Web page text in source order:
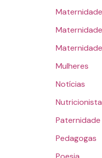
Mulheres
Notícias
Paternidade
Pedagogas